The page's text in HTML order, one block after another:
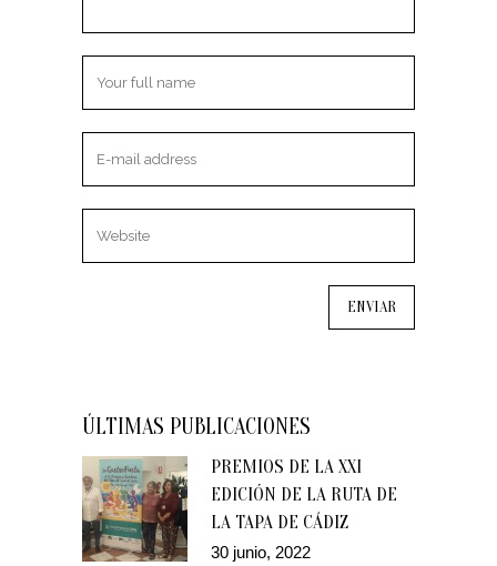
ÚLTIMAS PUBLICACIONES
PREMIOS DE LA XXI
EDICIÓN DE LA RUTA DE
LA TAPA DE CÁDIZ
30 junio, 2022